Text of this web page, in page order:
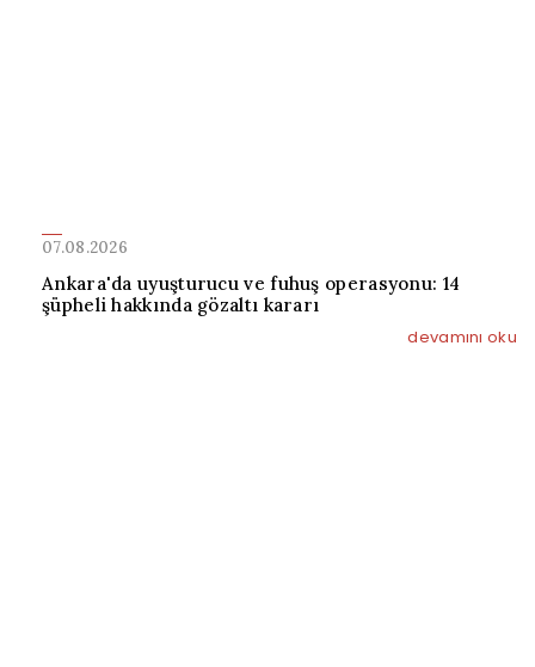
07.08.2026
Ankara'da uyuşturucu ve fuhuş operasyonu: 14
şüpheli hakkında gözaltı kararı
devamını oku